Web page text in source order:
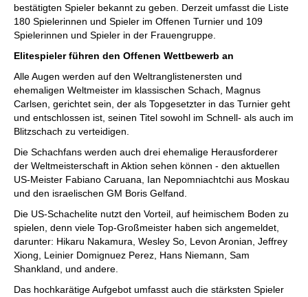
bestätigten Spieler bekannt zu geben. Derzeit umfasst die Liste
180 Spielerinnen und Spieler im Offenen Turnier und 109
Spielerinnen und Spieler in der Frauengruppe.
Elitespieler führen den Offenen Wettbewerb an
Alle Augen werden auf den Weltranglistenersten und
ehemaligen Weltmeister im klassischen Schach, Magnus
Carlsen, gerichtet sein, der als Topgesetzter in das Turnier geht
und entschlossen ist, seinen Titel sowohl im Schnell- als auch im
Blitzschach zu verteidigen.
Die Schachfans werden auch drei ehemalige Herausforderer
der Weltmeisterschaft in Aktion sehen können - den aktuellen
US-Meister Fabiano Caruana, Ian Nepomniachtchi aus Moskau
und den israelischen GM Boris Gelfand.
Die US-Schachelite nutzt den Vorteil, auf heimischem Boden zu
spielen, denn viele Top-Großmeister haben sich angemeldet,
darunter: Hikaru Nakamura, Wesley So, Levon Aronian, Jeffrey
Xiong, Leinier Domignuez Perez, Hans Niemann, Sam
Shankland, und andere.
Das hochkarätige Aufgebot umfasst auch die stärksten Spieler